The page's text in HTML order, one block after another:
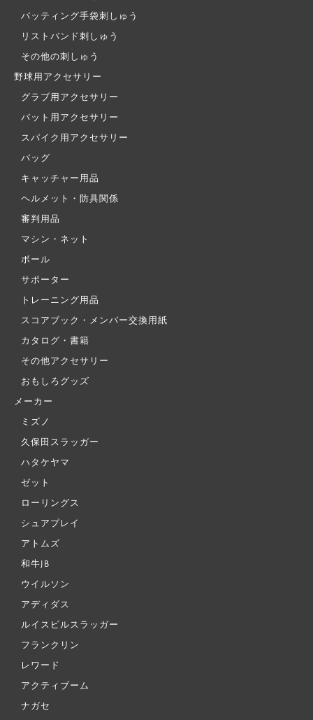
バッティング手袋刺しゅう
リストバンド刺しゅう
その他の刺しゅう
野球用アクセサリー
グラブ用アクセサリー
バット用アクセサリー
スパイク用アクセサリー
バッグ
キャッチャー用品
ヘルメット・防具関係
審判用品
マシン・ネット
ボール
サポーター
トレーニング用品
スコアブック・メンバー交換用紙
カタログ・書籍
その他アクセサリー
おもしろグッズ
メーカー
ミズノ
久保田スラッガー
ハタケヤマ
ゼット
ローリングス
シュアプレイ
アトムズ
和牛JB
ウイルソン
アディダス
ルイスビルスラッガー
フランクリン
レワード
アクティブーム
ナガセ